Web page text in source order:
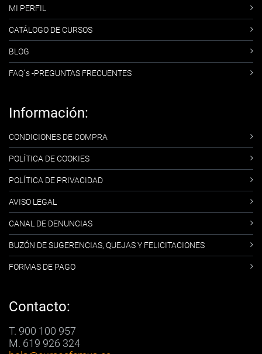
MI PERFIL
CATÁLOGO DE CURSOS
BLOG
FAQ´s -PREGUNTAS FRECUENTES
Información:
CONDICIONES DE COMPRA
POLÍTICA DE COOKIES
POLÍTICA DE PRIVACIDAD
AVISO LEGAL
CANAL DE DENUNCIAS
BUZÓN DE SUGERENCIAS, QUEJAS Y FELICITACIONES
FORMAS DE PAGO
Contacto:
T. 900 100 957
M. 619 926 324